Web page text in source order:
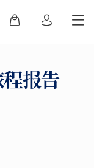
报告